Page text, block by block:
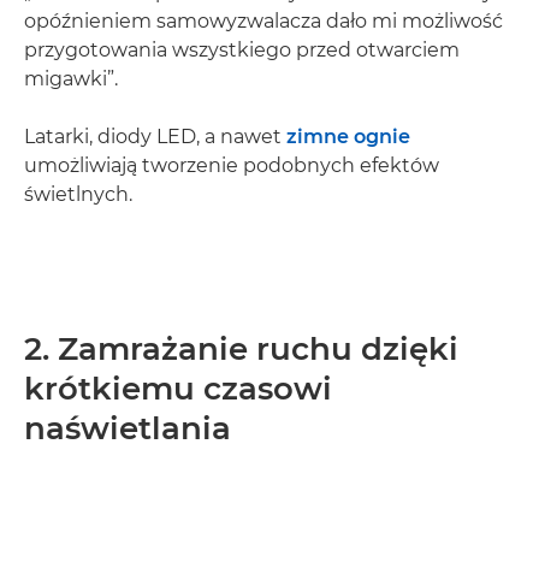
opóźnieniem samowyzwalacza dało mi możliwość
przygotowania wszystkiego przed otwarciem
migawki”.
Latarki, diody LED, a nawet zimne ognie
umożliwiają tworzenie podobnych efektów
świetlnych.
2. Zamrażanie ruchu dzięki
krótkiemu czasowi
naświetlania